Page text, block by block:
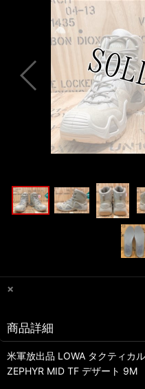
×
商品詳細
米軍放出品 LOWA タクティカ
ZEPHYR MID TF デザート 9M